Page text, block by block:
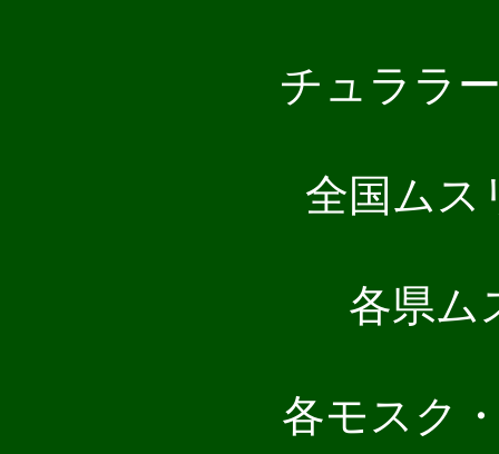
チュララ
全国ムス
各県ム
各モスク